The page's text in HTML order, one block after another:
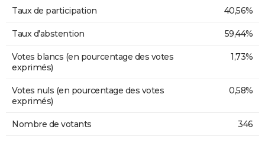
Taux de participation 40,56%
Taux d'abstention 59,44%
Votes blancs (en pourcentage des votes
exprimés)
1,73%
Votes nuls (en pourcentage des votes
exprimés)
0,58%
Nombre de votants 346